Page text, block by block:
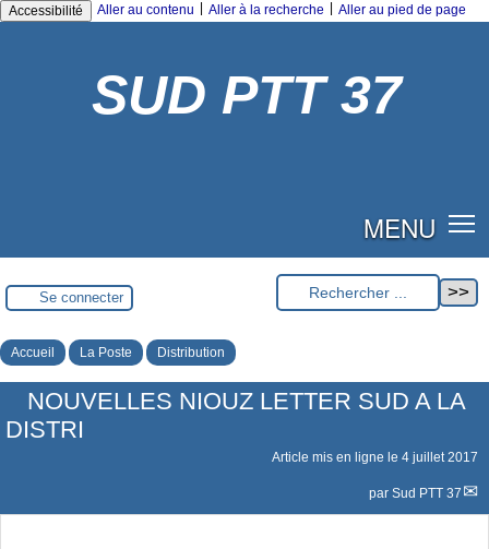
Accessibilité Aller au contenu Aller à la recherche Aller au pied de page
SUD PTT 37
MENU
Se connecter
Accueil La Poste Distribution
NOUVELLES NIOUZ LETTER SUD A LA
DISTRI
Article mis en ligne le 4 juillet 2017
par Sud PTT 37